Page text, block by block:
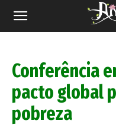
Revista
Conferência
pacto global
pobreza